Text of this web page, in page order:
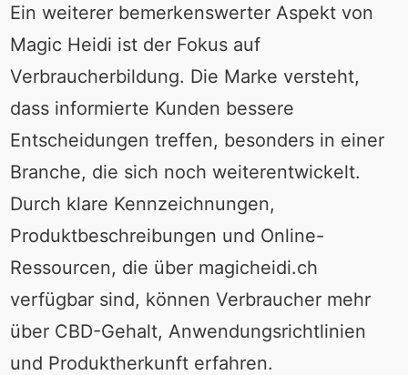
Ein weiterer bemerkenswerter Aspekt von
Magic Heidi ist der Fokus auf
Verbraucherbildung. Die Marke versteht,
dass informierte Kunden bessere
Entscheidungen treffen, besonders in einer
Branche, die sich noch weiterentwickelt.
Durch klare Kennzeichnungen,
Produktbeschreibungen und Online-
Ressourcen, die über magicheidi.ch
verfügbar sind, können Verbraucher mehr
über CBD-Gehalt, Anwendungsrichtlinien
und Produktherkunft erfahren.